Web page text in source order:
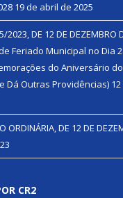
19 de abril de 2025
2023, DE 12 DE
Feriado Municipal no Dia
do Aniversário
Dá Outras Providências)
ORDINÁRIA, DE 12 DE
CR2